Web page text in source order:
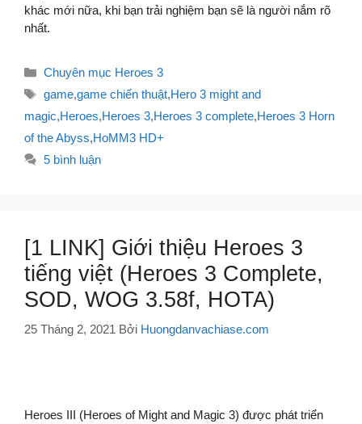
khác mới nữa, khi bạn trải nghiệm bạn sẽ là người nắm rõ
nhất.
Danh
Chuyên mục Heroes 3
Thẻ
game,game chiến thuật,Hero 3 might and
magic,Heroes,Heroes 3,Heroes 3 complete,Heroes 3 Horn
of the Abyss,HoMM3 HD+
5 bình luận
[1 LINK] Giới thiệu Heroes 3
tiếng việt (Heroes 3 Complete,
SOD, WOG 3.58f, HOTA)
25 Tháng 2, 2021 Bởi Huongdanvachiase.com
Heroes III (Heroes of Might and Magic 3) được phát triển